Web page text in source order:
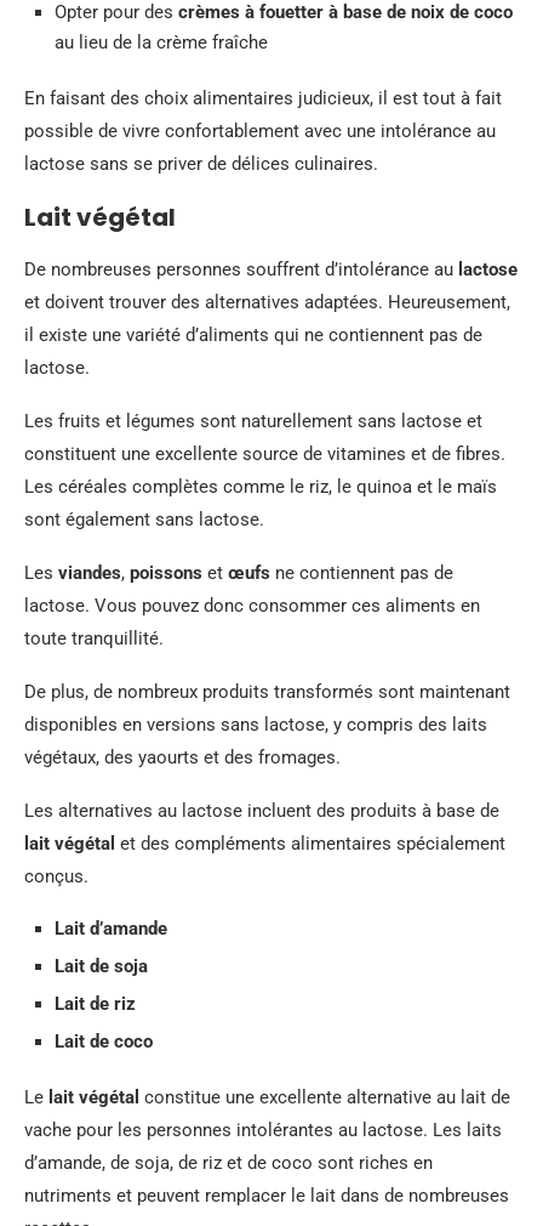
Opter pour des crèmes à fouetter à base de noix de coco
au lieu de la crème fraîche
En faisant des choix alimentaires judicieux, il est tout à fait
possible de vivre confortablement avec une intolérance au
lactose sans se priver de délices culinaires.
Lait végétal
De nombreuses personnes souffrent d’intolérance au lactose
et doivent trouver des alternatives adaptées. Heureusement,
il existe une variété d’aliments qui ne contiennent pas de
lactose.
Les fruits et légumes sont naturellement sans lactose et
constituent une excellente source de vitamines et de fibres.
Les céréales complètes comme le riz, le quinoa et le maïs
sont également sans lactose.
Les viandes, poissons et œufs ne contiennent pas de
lactose. Vous pouvez donc consommer ces aliments en
toute tranquillité.
De plus, de nombreux produits transformés sont maintenant
disponibles en versions sans lactose, y compris des laits
végétaux, des yaourts et des fromages.
Les alternatives au lactose incluent des produits à base de
lait végétal et des compléments alimentaires spécialement
conçus.
Lait d’amande
Lait de soja
Lait de riz
Lait de coco
Le lait végétal constitue une excellente alternative au lait de
vache pour les personnes intolérantes au lactose. Les laits
d’amande, de soja, de riz et de coco sont riches en
nutriments et peuvent remplacer le lait dans de nombreuses